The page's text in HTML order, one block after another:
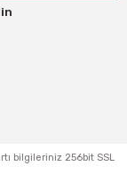
bilgileriniz 256bit SSL